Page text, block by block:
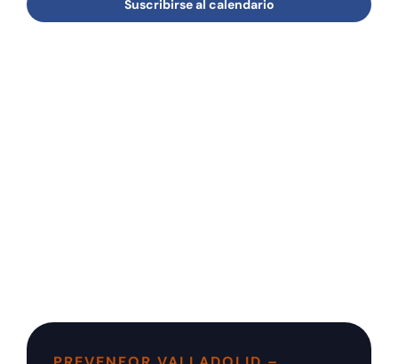
vistas
Suscribirse al calendario